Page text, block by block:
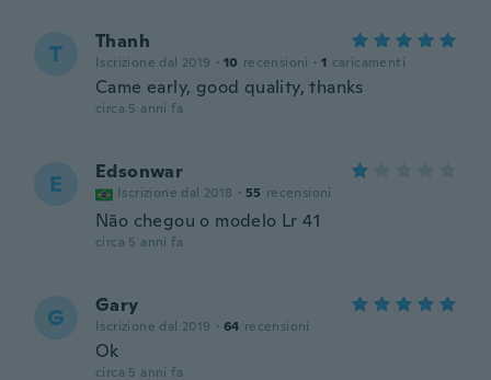
T Thanh
Iscrizione dal 2019 · 10 recensioni · 1 caricamenti
Came early, good quality, thanks
circa 5 anni fa
E Edsonwar
Iscrizione dal 2018 · 55 recensioni
Não chegou o modelo Lr 41
circa 5 anni fa
G Gary
Iscrizione dal 2019 · 64 recensioni
Ok
circa 5 anni fa